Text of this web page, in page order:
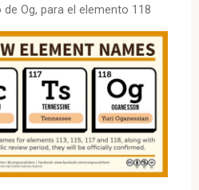
de Og, para el elemento 118